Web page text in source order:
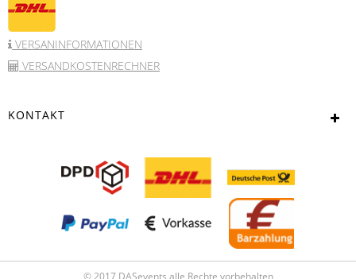
VERSANINFORMATIONEN
VERSANDKOSTENRECHNER
KONTAKT
© 2017 DASevents alle Rechte vorbehalten